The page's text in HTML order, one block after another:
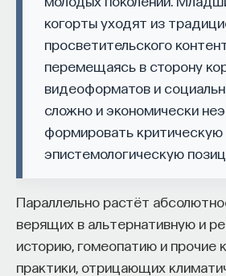
когорты уходят из
просветительского
перемещаясь в сторону
видеоформатов и
сложно и экономически
формировать критическую
эпистемологическую
Параллельно растёт
верящих в альтернативную и
историю, гомеопатию и прочие
практики, отрицающих
оно формируется. Нам долго
преподаватель может просто
изложить материал, а студент
его и затем воспроизвести.
момент происходит потом,
остается один на один с этим
и пытается что-то с ним
что настоящее образование
не в аудитории, а за ее
ИИ полезен не как
сложный собеседник